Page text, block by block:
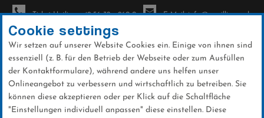
Direkt
zum
Inhalt
Ticket-Hotline: +49 56 32 - 960-0 E-Mail: info@sc-willingen.de
Cookie settings
Wir setzen auf unserer Website Cookies ein. Einige von ihnen sind
essenziell (z. B. für den Betrieb der Webseite oder zum Ausfüllen
der Kontaktformulare), während andere uns helfen unser
Onlineangebot zu verbessern und wirtschaftlich zu betreiben. Sie
können diese akzeptieren oder per Klick auf die Schaltfläche
"Einstellungen individuell anpassen" diese einstellen. Diese